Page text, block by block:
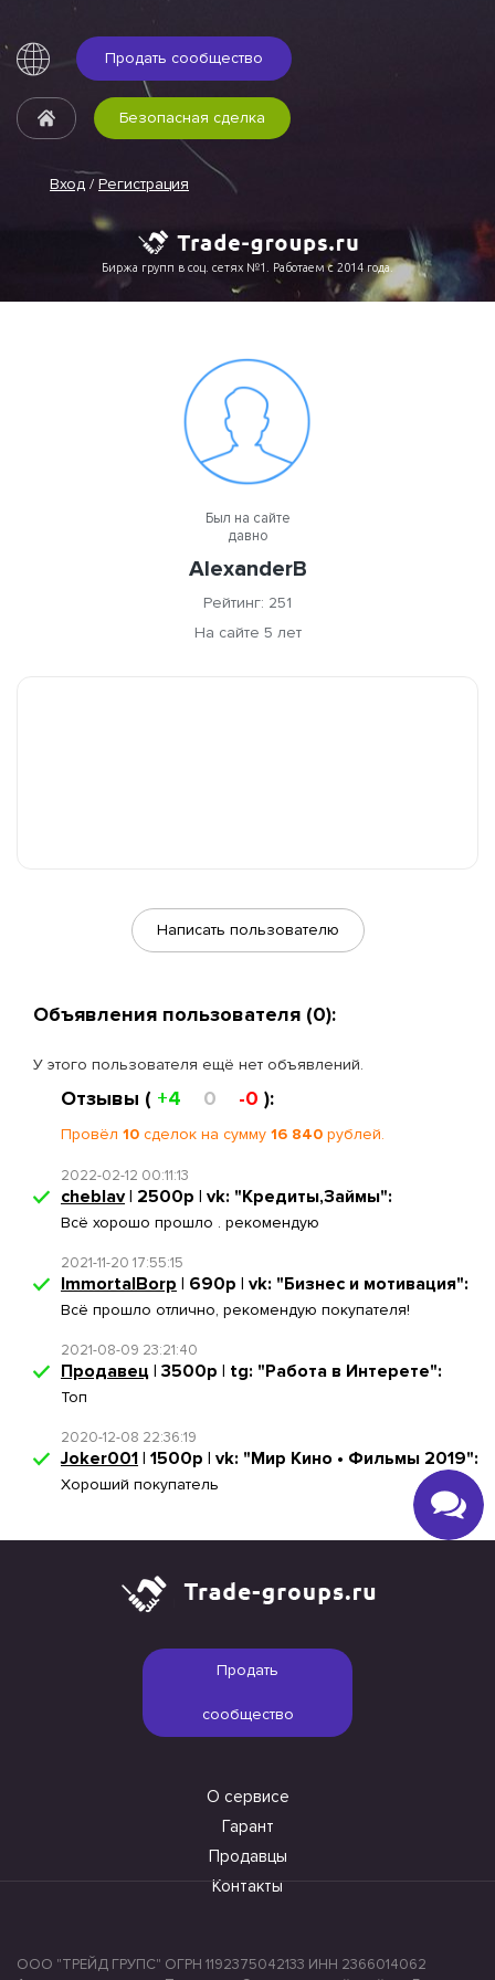
Продать сообщество
Вход / Регистрация
Безопасная сделка
Биржа групп в соц. сетях №1. Работаем с 2014 года.
Был на сайте
давно
AlexanderB
Рейтинг: 251
На сайте 5 лет
Написать пользователю
Объявления пользователя (0):
У этого пользователя ещё нет объявлений.
Отзывы ( +4 0 -0 ):
Провёл 10 сделок на сумму 16 840 рублей.
2022-02-12 00:11:13
cheblav| 2500р | vk: "Кредиты,Займы":
Всё хорошо прошло . рекомендую
2021-11-20 17:55:15
ImmortalBorp | 690р | vk: "Бизнес и мотивация":
Всё прошло отлично, рекомендую покупателя!
2021-08-09 23:21:40
Продавeц | 3500р | tg: "Работа в Интерете":
Топ
2020-12-08 22:36:19
Joker001 | 1500р | vk: "Мир Кино • Фильмы 2019":
Хороший покупатель
Продать
сообщество
О сервисе
Гарант
Продавцы
Контакты
ООО "ТРЕЙД ГРУПС" ОГРН 1192375042133 ИНН 2366014062